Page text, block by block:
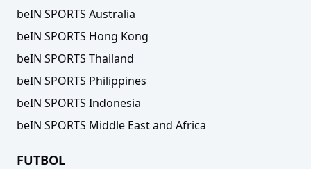
beIN SPORTS Australia
beIN SPORTS Hong Kong
beIN SPORTS Thailand
beIN SPORTS Philippines
beIN SPORTS Indonesia
beIN SPORTS Middle East and Africa
FUTBOL